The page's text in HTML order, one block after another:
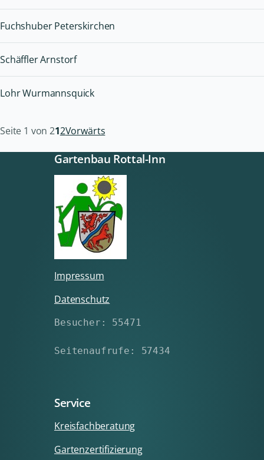
Fuchshuber Peterskirchen
Schäffler Arnstorf
Lohr Wurmannsquick
Seite 1 von 212Vorwärts
Gartenbau Rottal-Inn
Impressum
Datenschutz
Besucher: 55471
Seitenaufrufe: 57434
Service
Kreisfachberatung
Gartenzertifizierung